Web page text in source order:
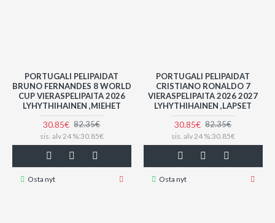
PORTUGALI PELIPAIDAT
BRUNO FERNANDES 8 WORLD
CUP VIERASPELIPAITA 2026
LYHYTHIHAINEN ,MIEHET
30.85€ 82.35€
sis. alv 24 %:30.85€
Osta nyt
PORTUGALI PELIPAIDAT
CRISTIANO RONALDO 7
VIERASPELIPAITA 2026 2027
LYHYTHIHAINEN ,LAPSET
30.85€ 82.35€
sis. alv 24 %:30.85€
Osta nyt